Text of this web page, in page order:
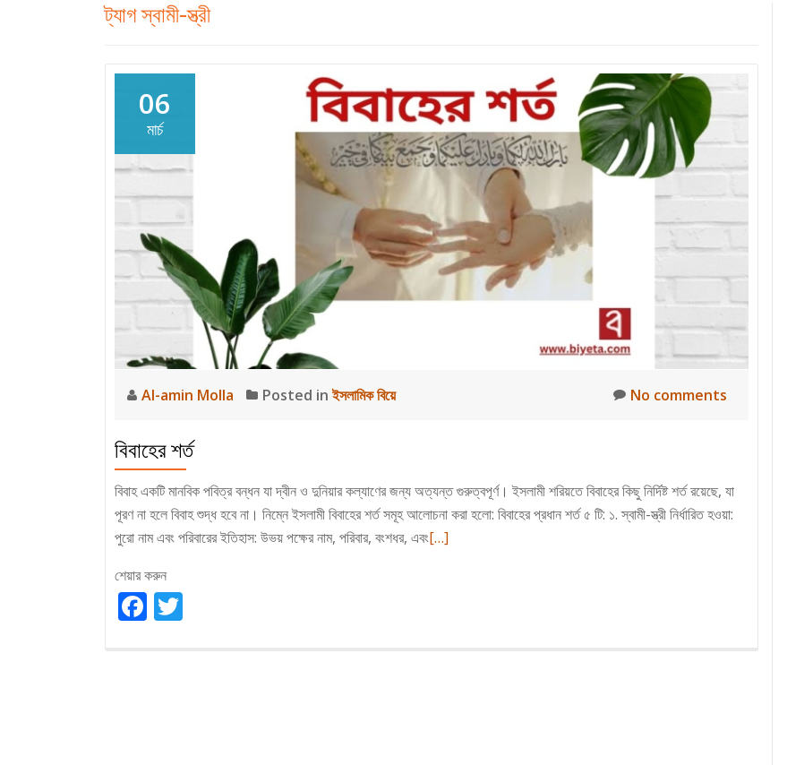
ট্যাগস্বামী-স্ত্রী
06
মার্চ
Al-amin Molla Posted inইসলামিক বিয়ে No comments
বিবাহের শর্ত
বিবাহ একটি মানবিক পবিত্র বন্ধন যা দ্বীন ও দুনিয়ার কল্যাণের জন্য অত্যন্ত গুরুত্বপূর্ণ। ইসলামী শরিয়তে বিবাহের কিছু নির্দিষ্ট শর্ত রয়েছে, যা
পূরণ না হলে বিবাহ শুদ্ধ হবে না। নিম্নে ইসলামী বিবাহের শর্ত সমূহ আলোচনা করা হলো: বিবাহের প্রধান শর্ত ৫ টি: ১. স্বামী-স্ত্রী নির্ধারিত হওয়া:
পুরো নাম এবং পরিবারের ইতিহাস: উভয় পক্ষের নাম, পরিবার, বংশধর, এবংRead
[…]
শেয়ার করুন
Facebook